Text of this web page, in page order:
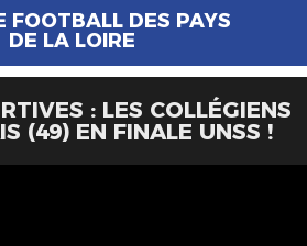
FOOTBALL DES PAYS
DE LA LOIRE
: LES COLLÉGIENS
(49) EN FINALE UNSS !